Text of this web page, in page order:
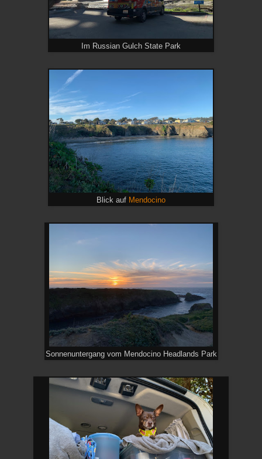
Im Russian Gulch State Park
Blick auf Mendocino
Sonnenuntergang vom Mendocino Headlands Park